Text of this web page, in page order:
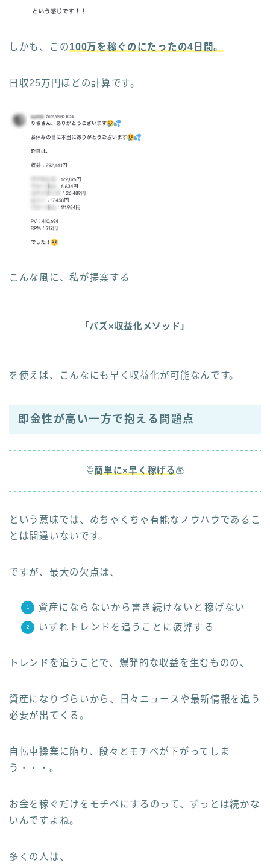
しかも、この100万を稼ぐのにたったの4日間。
日収25万円ほどの計算です。
こんな風に、私が提案する
「バズ×収益化メソッド」
を使えば、こんなにも早く収益化が可能なんです。
即金性が高い一方で抱える問題点
簡単に×早く稼げる
という意味では、めちゃくちゃ有能なノウハウであるこ
とは間違いないです。
ですが、最大の欠点は、
資産にならないから書き続けないと稼げない
いずれトレンドを追うことに疲弊する
トレンドを追うことで、爆発的な収益を生むものの、
資産になりづらいから、日々ニュースや最新情報を追う
必要が出てくる。
自転車操業に陥り、段々とモチベが下がってしま
う・・・。
お金を稼ぐだけをモチベにするのって、ずっとは続かな
いんですよね。
多くの人は、